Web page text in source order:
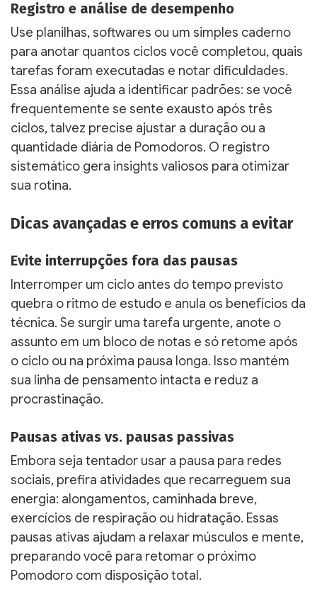
Registro e análise de desempenho
Use planilhas, softwares ou um simples caderno
para anotar quantos ciclos você completou, quais
tarefas foram executadas e notar dificuldades.
Essa análise ajuda a identificar padrões: se você
frequentemente se sente exausto após três
ciclos, talvez precise ajustar a duração ou a
quantidade diária de Pomodoros. O registro
sistemático gera insights valiosos para otimizar
sua rotina.
Dicas avançadas e erros comuns a evitar
Evite interrupções fora das pausas
Interromper um ciclo antes do tempo previsto
quebra o ritmo de estudo e anula os benefícios da
técnica. Se surgir uma tarefa urgente, anote o
assunto em um bloco de notas e só retome após
o ciclo ou na próxima pausa longa. Isso mantém
sua linha de pensamento intacta e reduz a
procrastinação.
Pausas ativas vs. pausas passivas
Embora seja tentador usar a pausa para redes
sociais, prefira atividades que recarreguem sua
energia: alongamentos, caminhada breve,
exercícios de respiração ou hidratação. Essas
pausas ativas ajudam a relaxar músculos e mente,
preparando você para retomar o próximo
Pomodoro com disposição total.